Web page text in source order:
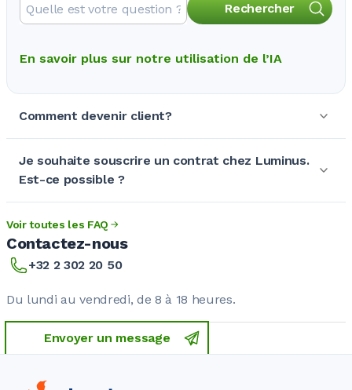
Rechercher
En savoir plus sur notre utilisation de l’IA
Comment devenir client?
Je souhaite souscrire un contrat chez Luminus.
Est-ce possible ?
Voir toutes les FAQ
Contactez-nous
+32 2 302 20 50
Du lundi au vendredi, de 8 à 18 heures.
Envoyer un message